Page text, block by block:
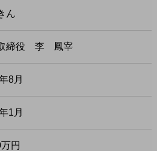
ん
締役 李 鳳宰
8月
1月
円